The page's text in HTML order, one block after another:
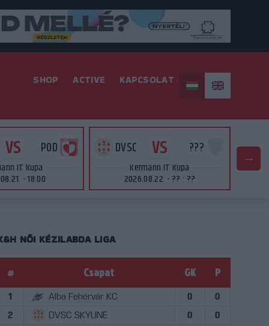
SHOP ACTIVE KAPCSOLAT
VS POD
IT Kupa
- 18:00
DVSC VS ???
Kermann IT Kupa
2026.08.22. - ?? : ??
NŐI KÉZILABDA LIGA
# Csapat GK P
1 Alba Fehérvár KC 0
0
2
DVSC SKYLINE 0
0